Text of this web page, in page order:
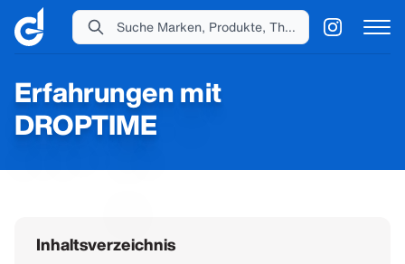
Erfahrungen mit
DROPTIME
Inhaltsverzeichnis